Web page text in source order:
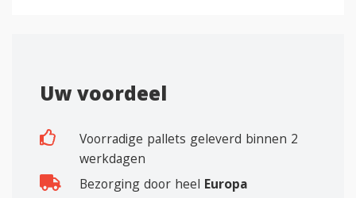
Uw voordeel
Voorradige pallets geleverd binnen 2
werkdagen
Bezorging door heel Europa